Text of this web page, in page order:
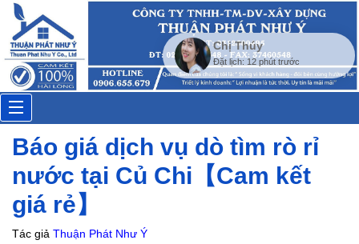
Toggle
navigation
Báo giá dịch vụ dò tìm rò rỉ
nước tại Củ Chi【Cam kết
giá rẻ】
Tác giả Thuận Phát Như Ý
Chị Thúy
Đặt lịch: 12 phút trước